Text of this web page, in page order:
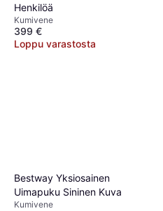
Henkilöä
Kumivene
399 €
Loppu varastosta
Bestway Yksiosainen
Uimapuku Sininen Kuva
Kumivene